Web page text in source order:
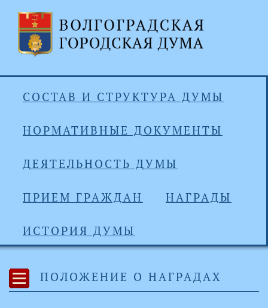
СОСТАВ И СТРУКТУРА ДУМЫ
НОРМАТИВНЫЕ ДОКУМЕНТЫ
ДЕЯТЕЛЬНОСТЬ ДУМЫ
ПРИЕМ ГРАЖДАН НАГРАДЫ
ИСТОРИЯ ДУМЫ
ПОЛОЖЕНИЕ О НАГРАДАХ